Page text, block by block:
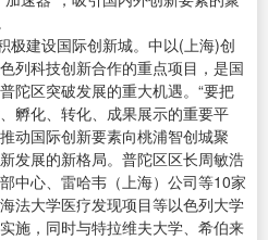
极建设国际创新城。中以(上海)创
列科技创新合作的重点项目，是国
陀区突破发展的重大机遇。“要把
孵化、转化、成果展示的重要平
动国际创新要素向桃浦智创城聚
发展的新格局。普陀区区长周敏浩
中心、雷哈韦（上海）公司等10家
法大学医疗发现项目等以色列大学
施，同时与特拉维夫大学、希伯来